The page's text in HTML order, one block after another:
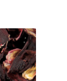
Voit
tehdä
valinnat
tuotteen